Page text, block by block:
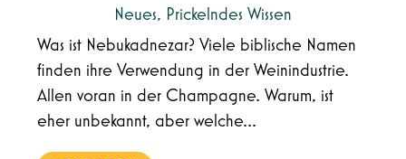
Neues, Prickelndes Wissen
Was ist Nebukadnezar? Viele biblische Namen
finden ihre Verwendung in der Weinindustrie.
Allen voran in der Champagne. Warum, ist
eher unbekannt, aber welche...